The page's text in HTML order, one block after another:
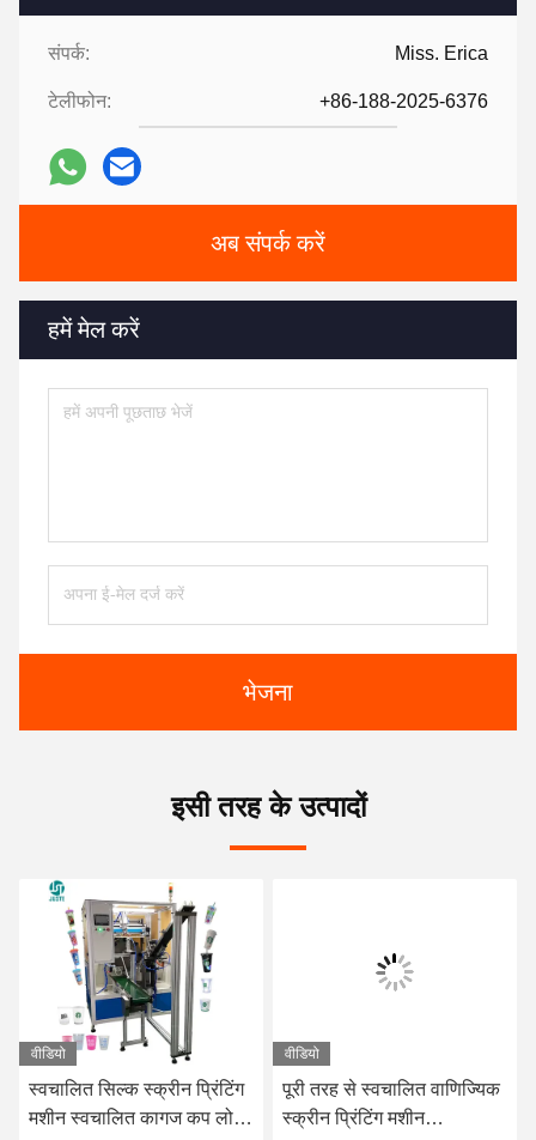
संपर्क: Miss. Erica
टेलीफोन: +86-188-2025-6376
अब संपर्क करें
हमें मेल करें
भेजना
इसी तरह के उत्पादों
वीडियो
स्वचालित सिल्क स्क्रीन प्रिंटिंग
मशीन स्वचालित कागज कप लोगो
वीडियो
पूरी तरह से स्वचालित वाणिज्यिक
स्क्रीन प्रिंटिंग मशीन